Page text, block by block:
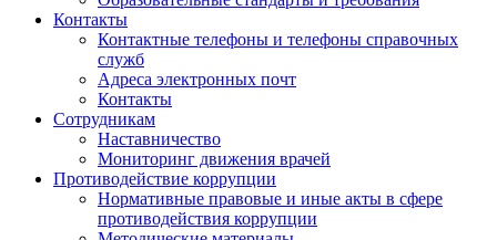
Контакты
Контактные телефоны и телефоны справочных
служб
Адреса электронных почт
Контакты
Сотрудникам
Наставничество
Мониторинг движения врачей
Противодействие коррупции
Нормативные правовые и иные акты в сфере
противодействия коррупции